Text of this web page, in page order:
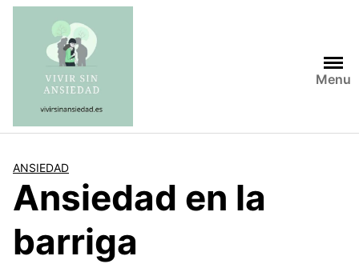
Saltar
contenido
Menu
ANSIEDAD
Ansiedad en la
barriga